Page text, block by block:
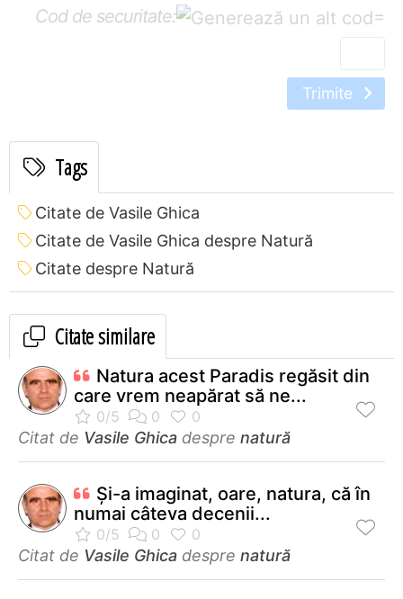
Cod de securitate: =
Trimite
Tags
Citate de Vasile Ghica
Citate de Vasile Ghica despre Natură
Citate despre Natură
Citate similare
Natura acest Paradis regăsit din
care vrem neapărat să ne...
Citat de Vasile Ghica despre natură
Și-a imaginat, oare, natura, că în
numai câteva decenii...
Citat de Vasile Ghica despre natură